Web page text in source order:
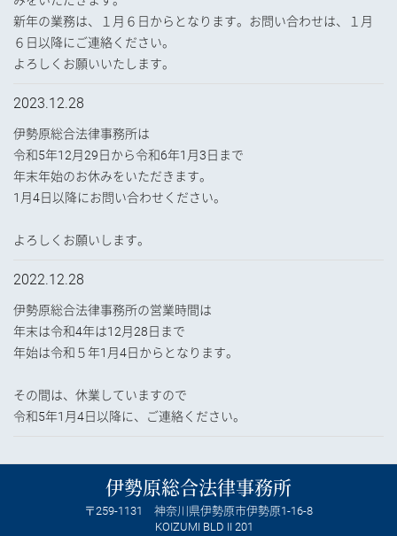
新年の業務は、１月６日からとなります。お問い合わせは、１月
６日以降にご連絡ください。
よろしくお願いいたします。
2023.12.28
伊勢原総合法律事務所は
令和5年12月29日から令和6年1月3日まで
年末年始のお休みをいただきます。
1月4日以降にお問い合わせください。
よろしくお願いします。
2022.12.28
伊勢原総合法律事務所の営業時間は
年末は令和4年は12月28日まで
年始は令和５年1月4日からとなります。
その間は、休業していますので
令和5年1月4日以降に、ご連絡ください。
伊勢原総合法律事務所
259-1131
神奈川県伊勢原市伊勢原1-16-8
KOIZUMI BLD II 201